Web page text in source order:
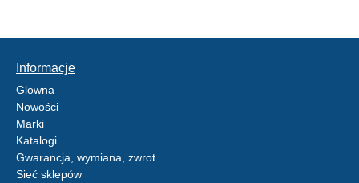
Informacje
Glowna
Nowości
Marki
Katalogi
Gwarancja, wymiana, zwrot
Sieć sklepów